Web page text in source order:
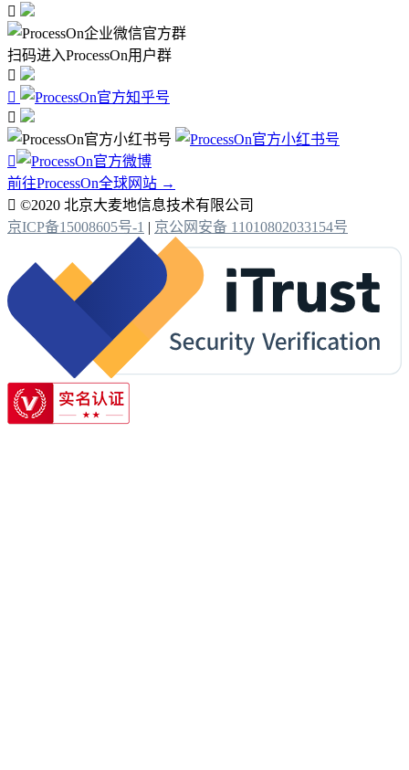

扫码进入ProcessOn用户群




前往ProcessOn全球网站 →
 ©2020 北京大麦地信息技术有限公司
京ICP备15008605号-1 | 京公网安备 11010802033154号